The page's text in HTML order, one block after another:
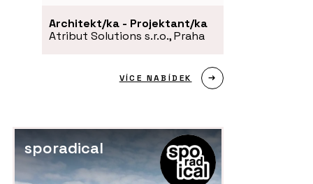
Architekt/ka - Projektant/ka
Atribut Solutions s.r.o., Praha
VÍCE NABÍDEK
sporadical